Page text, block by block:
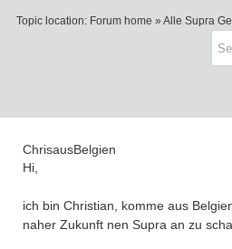
Supra
Topic location: Forum home » Alle Supra
ChrisausBelgien
Hi,
ich bin Christian, komme aus
naher Zukunft nen Supra an zu